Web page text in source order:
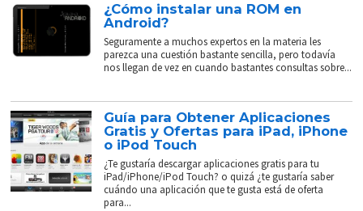
¿Cómo instalar una ROM en
Android?
Seguramente a muchos expertos en la materia les
parezca una cuestión bastante sencilla, pero todavía
nos llegan de vez en cuando bastantes consultas sobre...
Guía para Obtener Aplicaciones
Gratis y Ofertas para iPad, iPhone
o iPod Touch
¿Te gustaría descargar aplicaciones gratis para tu
iPad/iPhone/iPod Touch? o quizá ¿te gustaría saber
cuándo una aplicación que te gusta está de oferta
para...